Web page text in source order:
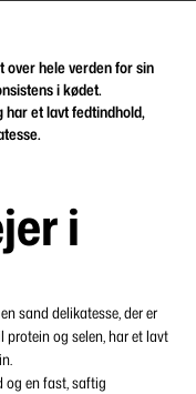
over hele verden for sin
i kødet.
har et lavt fedtindhold,
i
sand delikatesse, der er
protein og selen, har et lavt
og en fast, saftig